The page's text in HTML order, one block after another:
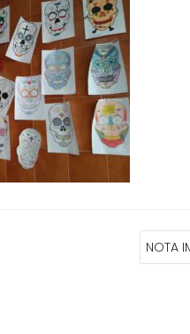
NOTA